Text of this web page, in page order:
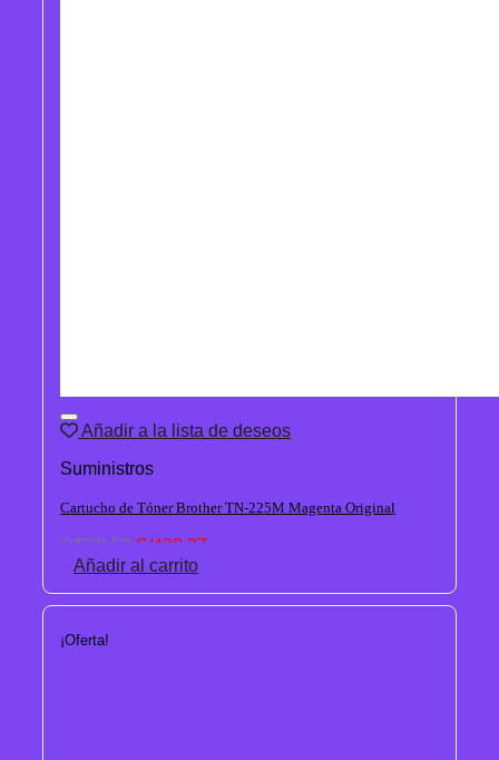
Añadir a la lista de deseos
Suministros
Cartucho de Tóner Brother TN-225M Magenta Original
S/568.50 El
precio
era:
S/428.27
es:
Añadir al carrito
¡Oferta!